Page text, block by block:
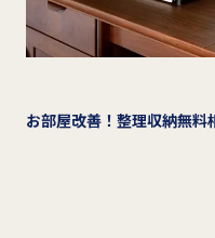
お部屋改善！整理収納無料